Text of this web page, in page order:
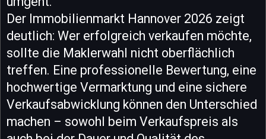
Der Immobilienmarkt Hannover 2026 zeigt
deutlich: Wer erfolgreich verkaufen möchte,
sollte die Maklerwahl nicht oberflächlich
treffen. Eine professionelle Bewertung, eine
hochwertige Vermarktung und eine sichere
Verkaufsabwicklung können den Unterschied
machen – sowohl beim Verkaufspreis als